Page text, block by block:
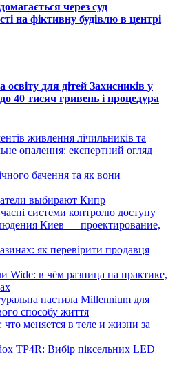
через суд
на фіктивну будівлю в центрі
для дітей Захисників у
40 тисяч гривень і процедура
живлення лічильників та
опалення: експертний огляд
бачення та як вони
выбирают Кипр
системи контролю доступу
Киев — проектирование,
як перевірити продавця
Wide: в чём разница на практике,
пастила Millennium для
способу життя
что меняется в теле и жизни за
TP4R: Вибір піксельних LED